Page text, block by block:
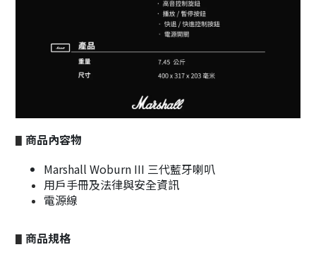
▋ 商品內容物
Marshall Woburn III 三代藍牙喇叭
用戶手冊及法律與安全資訊
電源線
▋ 商品規格